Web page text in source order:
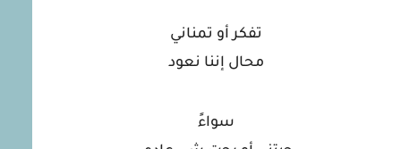
تفكر أو تمناني
محال إننا نعود
سواءً